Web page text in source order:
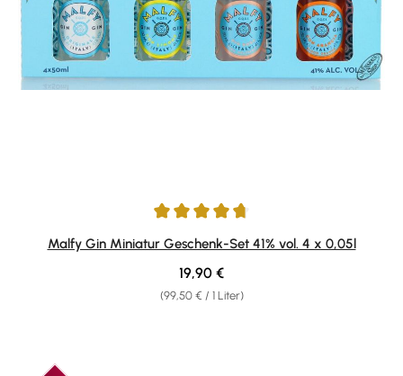
Durchschnittliche Bewertung von 4.87 von 5 Sternen
Malfy Gin Miniatur Geschenk-Set 41% vol. 4 x 0,05l
(99,50 € / 1 Liter)
Regulärer Preis:
19,90 €